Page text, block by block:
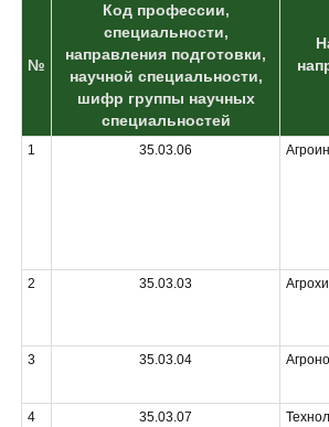
№
Код профессии,
специальности,
направления подготовки,
научной специальности,
шифр группы научных
специальностей
1 35.03.06
2
35.03.03
3 35.03.04
4
35.03.07